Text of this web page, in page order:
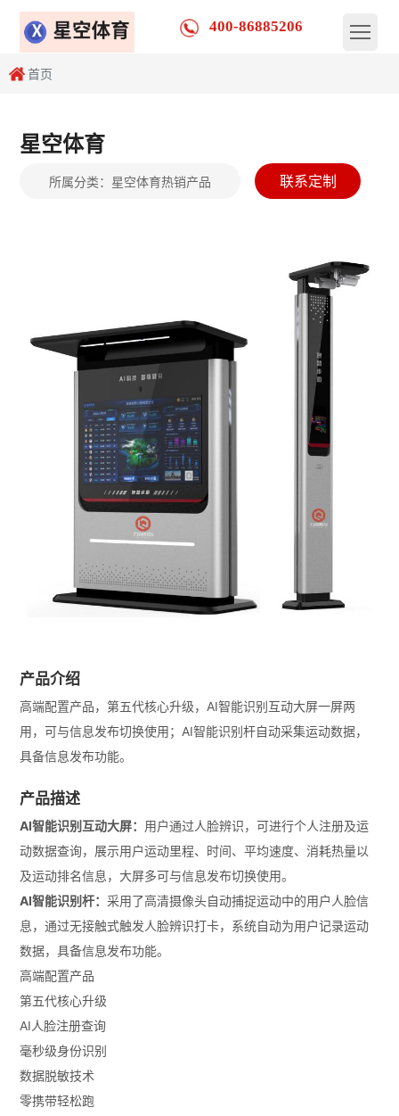
400-86885206
首页
星空体育
所属分类： 星空体育热销产品 联系定制
产品介绍
高端配置产品，第五代核心升级，AI智能识别互动大屏一屏两
用，可与信息发布切换使用；AI智能识别杆自动采集运动数据，
具备信息发布功能。
产品描述
AI智能识别互动大屏： 用户通过人脸辨识，可进行个人注册及运
动数据查询，展示用户运动里程、时间、平均速度、消耗热量以
及运动排名信息，大屏多可与信息发布切换使用。
AI智能识别杆：采用了高清摄像头自动捕捉运动中的用户人脸信
息，通过无接触式触发人脸辨识打卡，系统自动为用户记录运动
数据，具备信息发布功能。
高端配置产品
第五代核心升级
AI人脸注册查询
毫秒级身份识别
数据脱敏技术
零携带轻松跑